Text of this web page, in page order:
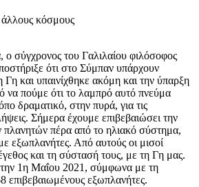
σύγχρονος του Γαλιλαίου φιλόσοφος
ότι στο Σύμπαν υπάρχουν
Γη και υπαινίχθηκε ακόμη και την ύπαρξη
να πούμε ότι το λαμπρό αυτό πνεύμα
δραματικό, στην πυρά, για τις
Σήμερα έχουμε επιβεβαιώσει την
πλανητών πέρα από το ηλιακό σύστημα,
εξωπλανήτες. Από αυτούς οι μισοί
και τη σύστασή τους, με τη Γη μας.
την 1η Μαΐου 2021, σύμφωνα με τη
εξωπλανήτες.